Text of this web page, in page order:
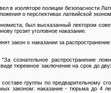
в изоляторе полиции безопасности
о перспективах латвийской
был высказанный лектором
грозит уголовное наказание.
закон о наказании за
сознательное распространение
тюремное заключение на срок до
группы по предварительному
законом: наказание - тюрьма до 4